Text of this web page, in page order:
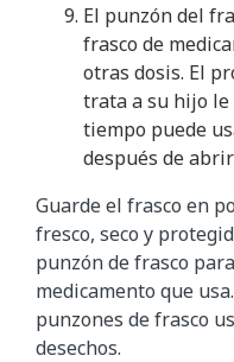
El punzón del
frasco de
otras dosis. El
trata a su hijo
tiempo puede
después de
Guarde el frasco en
fresco, seco y
punzón de frasco
medicamento que
punzones de frasco
desechos.